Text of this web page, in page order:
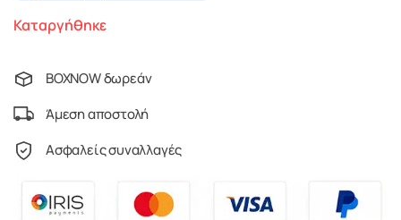
Καταργήθηκε
BOXNOW δωρεάν
Άμεση αποστολή
Ασφαλείς συναλλαγές